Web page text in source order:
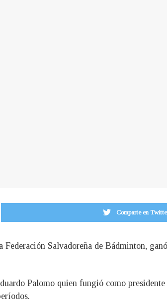
Comparte en
Salvadoreña de Bádminton,
Palomo quien fungió como